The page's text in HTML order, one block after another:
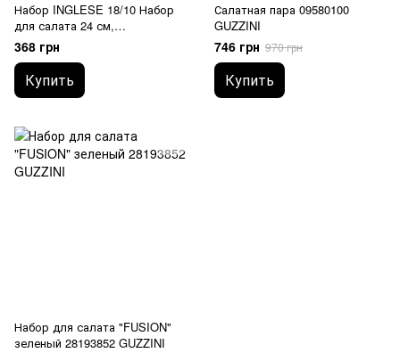
Набор INGLESE 18/10 Набор
для салата 24 см,
нержавеющая сталь mz176
MAZHURA
368 грн
Купить
Салатная пара 09580100
GUZZINI
746 грн 970 грн
Купить
Набор для салата "FUSION"
зеленый 28193852 GUZZINI